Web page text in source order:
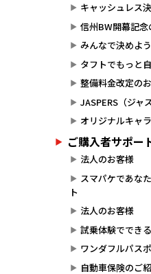
キャッシュレス
信州BW開幕記念
みんなで決めよ
タフトでもっと
整備料金改定の
JASPERS（ジャ
オリジナルキャ
ご購入者サポー
法人のお客様
スマパケであな
ト
法人のお客様
試乗体験ででき
ワンダフルパス
自動車保険のご